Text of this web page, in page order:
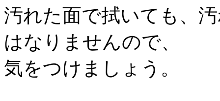
汚れた面で拭いても、
はなりませんので、
気をつけましょう。